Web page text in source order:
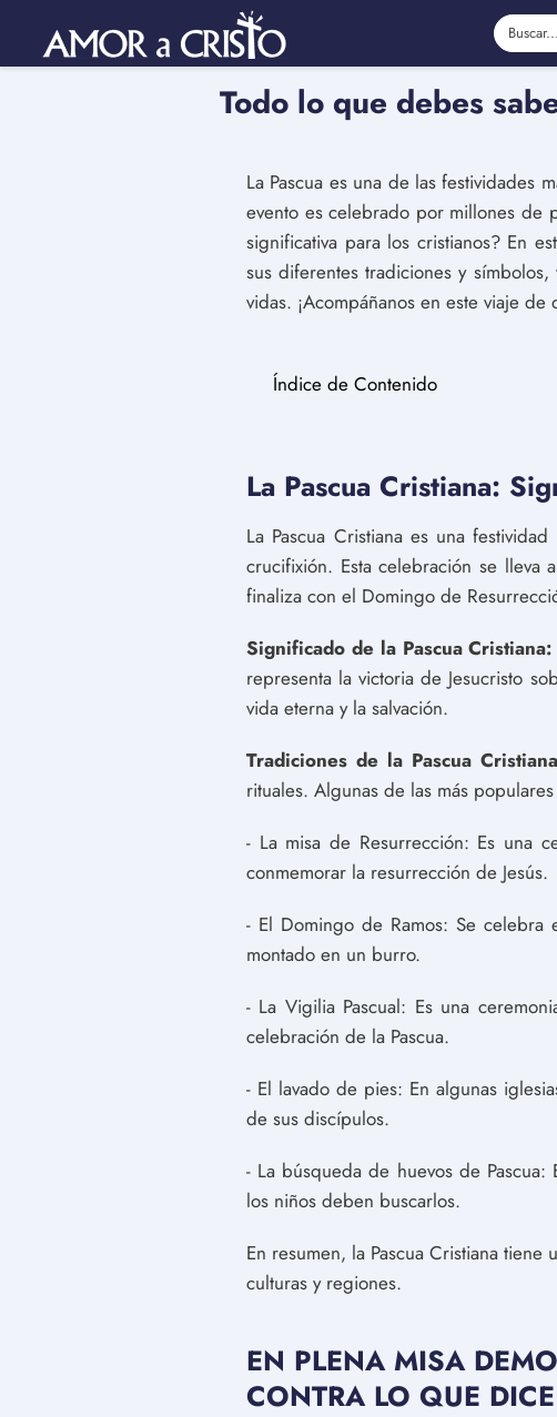
Todo lo que debes
La Pascua es una de las festividades
evento es celebrado por millones de
significativa para los cristianos? En
sus diferentes tradiciones y
vidas. ¡Acompáñanos en este viaje de
Índice de Contenido
La Pascua Cristiana:
La Pascua Cristiana es una
crucifixión. Esta celebración se lleva
finaliza con el Domingo de
Significado de la Pascua Cristiana:
representa la victoria de Jesucristo
vida eterna y la salvación.
Tradiciones de la Pascua
rituales. Algunas de las más
- La misa de Resurrección: Es una
conmemorar la resurrección de Jesús.
- El Domingo de Ramos: Se celebra
montado en un burro.
- La Vigilia Pascual: Es una
celebración de la Pascua.
- El lavado de pies: En algunas
de sus discípulos.
- La búsqueda de huevos de
los niños deben buscarlos.
En resumen, la Pascua Cristiana
culturas y regiones.
EN PLENA MISA
CONTRA LO QUE